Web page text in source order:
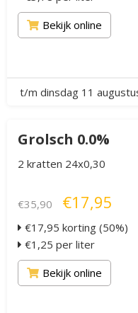
Bekijk online
t/m dinsdag 11
Grolsch 0.0%
2 kratten 24x0,30
€35,90 €17,95
€17,95 korting (50%)
€1,25 per liter
Bekijk online